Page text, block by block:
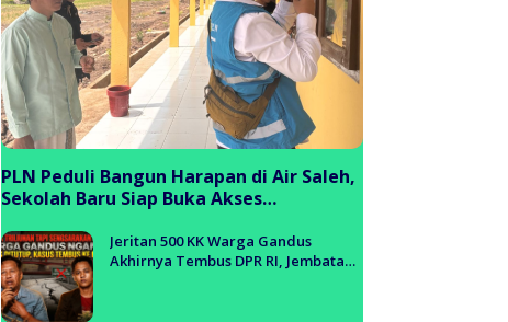
PLN Peduli Bangun Harapan di Air Saleh,
Sekolah Baru Siap Buka Akses
Banyuasin
Jeritan 500 KK Warga Gandus
Akhirnya Tembus DPR RI, Jembatan